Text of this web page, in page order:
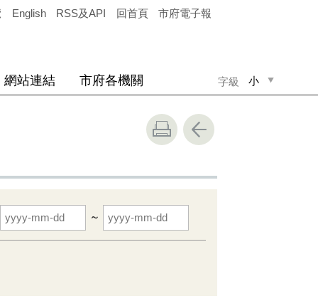
English RSS及API 回首頁 市府電子報
字級 小
網站連結 市府各機關
~